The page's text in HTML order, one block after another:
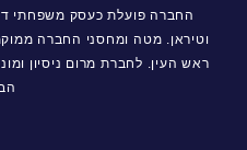
החברה פועלת כעסק משפחתי
וטיראן. מטה ומחסני החברה
ראש העין. לחברת מרום ניסיון